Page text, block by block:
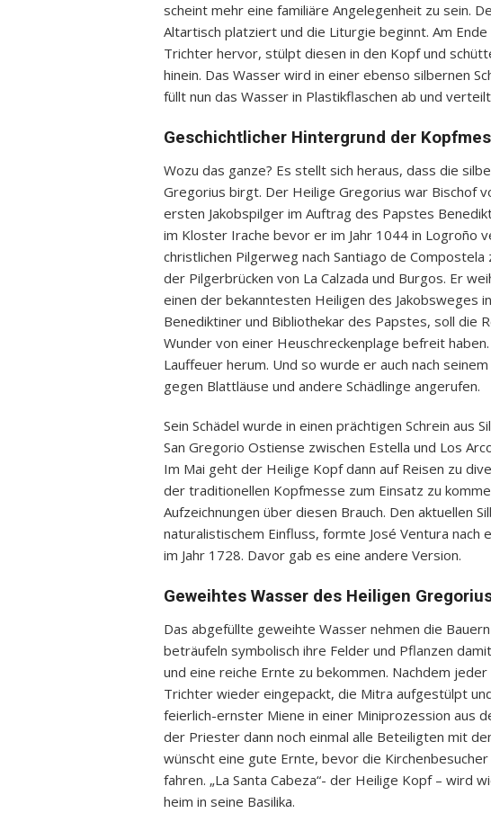
scheint mehr eine familiäre Angelegenheit zu sein.
Altartisch platziert und die Liturgie beginnt. Am
Trichter hervor, stülpt diesen in den Kopf und
hinein. Das Wasser wird in einer ebenso silbernen
füllt nun das Wasser in Plastikflaschen ab und
Geschichtlicher Hintergrund der
Wozu das ganze? Es stellt sich heraus, dass die
Gregorius birgt. Der Heilige Gregorius war Bischof
ersten Jakobspilger im Auftrag des Papstes
im Kloster Irache bevor er im Jahr 1044 in Logroño
christlichen Pilgerweg nach Santiago de
der Pilgerbrücken von La Calzada und Burgos. Er
einen der bekanntesten Heiligen des Jakobsweges
Benediktiner und Bibliothekar des Papstes, soll die
Wunder von einer Heuschreckenplage befreit
Lauffeuer herum. Und so wurde er auch nach
gegen Blattläuse und andere Schädlinge angerufen.
Sein Schädel wurde in einen prächtigen Schrein aus
San Gregorio Ostiense zwischen Estella und Los
Im Mai geht der Heilige Kopf dann auf Reisen zu
der traditionellen Kopfmesse zum Einsatz zu
Aufzeichnungen über diesen Brauch. Den aktuellen
naturalistischem Einfluss, formte José Ventura nach
im Jahr 1728. Davor gab es eine andere Version.
Geweihtes Wasser des Heiligen
Das abgefüllte geweihte Wasser nehmen die
beträufeln symbolisch ihre Felder und Pflanzen
und eine reiche Ernte zu bekommen. Nachdem
Trichter wieder eingepackt, die Mitra aufgestülpt
feierlich-ernster Miene in einer Miniprozession aus
der Priester dann noch einmal alle Beteiligten mit
wünscht eine gute Ernte, bevor die
fahren. „La Santa Cabeza“- der Heilige Kopf – wird
heim in seine Basilika.